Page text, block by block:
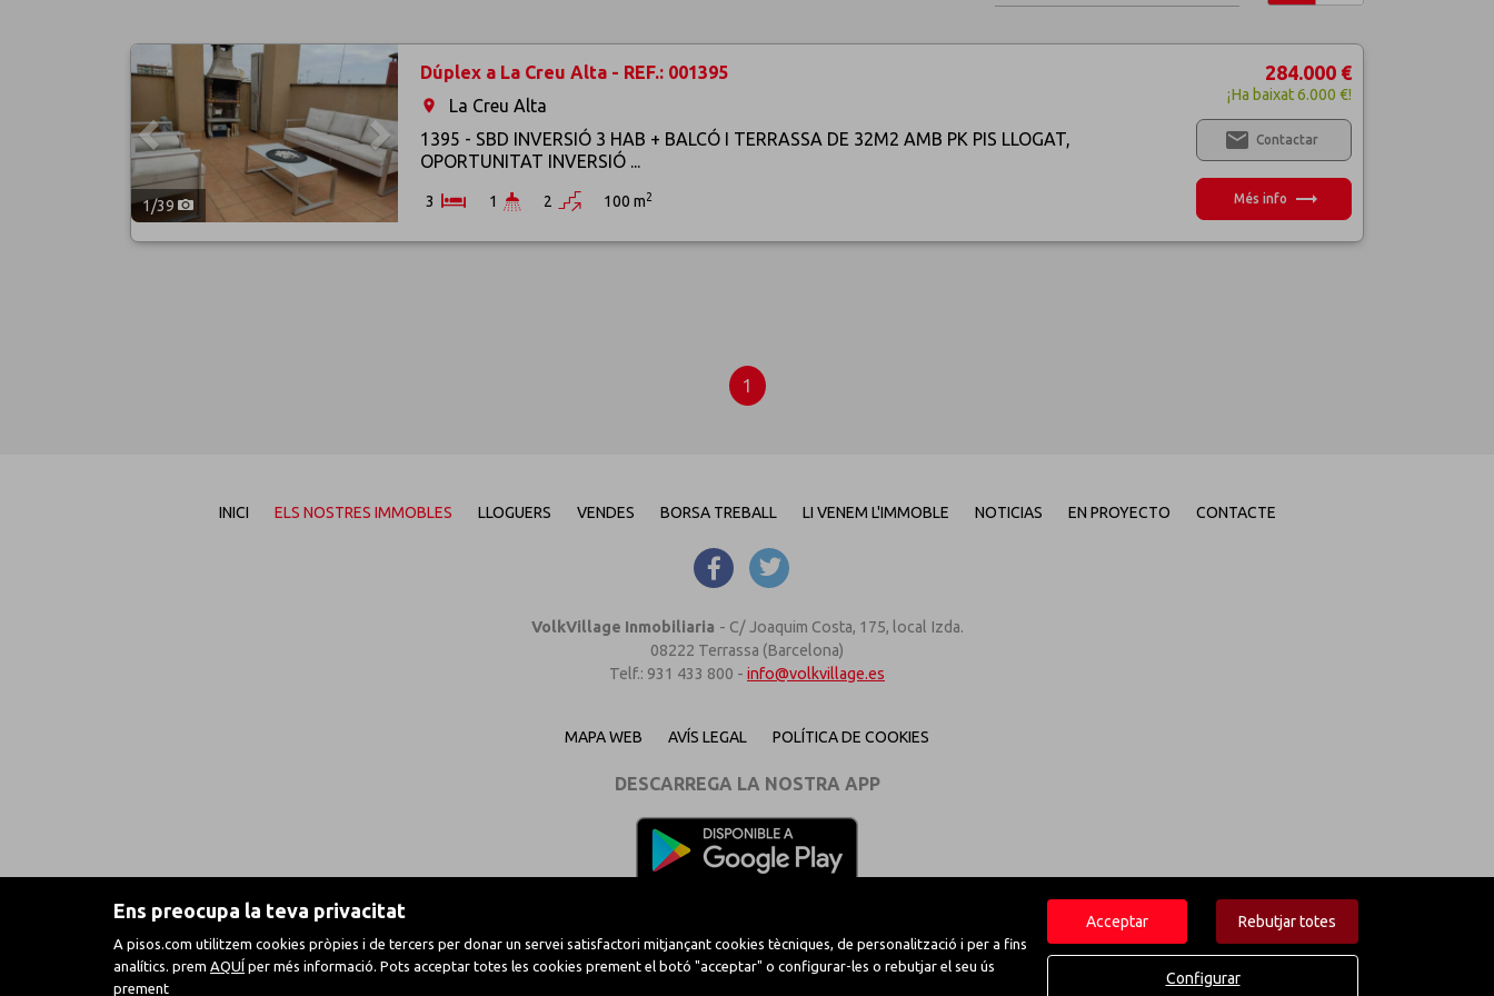
Ens preocupa la teva privacitat
A pisos.com utilitzem cookies pròpies i de tercers per donar un servei satisfactori mitjançant cookies tècniques, de personalització i per a fins
analítics. prem AQUÍ per més informació. Pots acceptar totes les cookies prement el botó "acceptar" o configurar-les o rebutjar el seu ús
prement
Acceptar Rebutjar totes
Configurar
Previous Next
1/39
Dúplex a La Creu Alta - REF.: 001395
room
La Creu Alta
1395 - SBD INVERSIÓ 3 HAB + BALCÓ I TERRASSA DE 32M2 AMB PK PIS LLOGAT,
OPORTUNITAT INVERSIÓ ...
3 1 2 100 m2
284.000 €
¡Ha baixat 6.000 €!
email Contactar
Més info trending_flat
1
INICI ELS NOSTRES IMMOBLES LLOGUERS VENDES BORSA TREBALL LI VENEM L'IMMOBLE NOTICIAS EN PROYECTO CONTACTE
VolkVillage Inmobiliaria - C/ Joaquim Costa, 175, local Izda.
08222 Terrassa (Barcelona)
Telf.: 931 433 800 - info@volkvillage.es
MAPA WEB AVÍS LEGAL POLÍTICA DE COOKIES
DESCARREGA LA NOSTRA APP